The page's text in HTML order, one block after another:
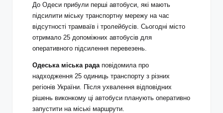
До Одеси прибули перші автобуси, які мають
підсилити міську транспортну мережу на час
відсутності трамваїв і тролейбусів. Сьогодні місто
отримало 25 допоміжних автобусів для
оперативного підсилення перевезень.
Одеська міська радаповідомила про
надходження 25 одиниць транспорту з різних
регіонів України. Після ухвалення відповідних
рішень виконкому ці автобуси планують оперативно
запустити на міські маршрути.